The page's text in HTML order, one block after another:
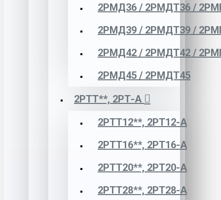
2РМД36 / 2РМДТ36 /
2РМД39 / 2РМДТ39 /
2РМД42 / 2РМДТ42 /
2РМД45 / 2РМДТ45
2РТТ**, 2РТ-А
2РТТ12**, 2РТ12-А
2РТТ16**, 2РТ16-А
2РТТ20**, 2РТ20-А
2РТТ28**, 2РТ28-А